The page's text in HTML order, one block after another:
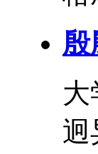
大
迥